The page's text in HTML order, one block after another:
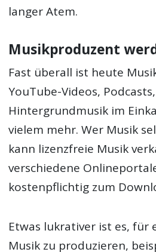
langer Atem.
Musikproduzent
Fast überall ist heute
YouTube-Videos,
Hintergrundmusik im
vielem mehr. Wer Musik
kann lizenzfreie Musik
verschiedene
kostenpflichtig zum
Etwas lukrativer ist es, für
Musik zu produzieren,